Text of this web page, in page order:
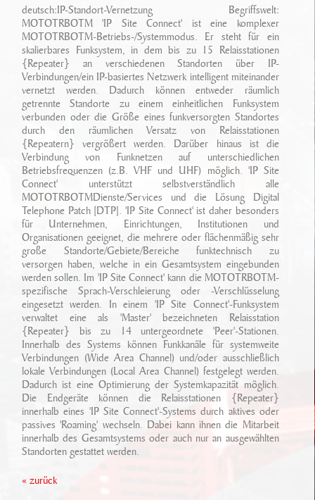
Ansprechpartner
Stellenangebote
Referenzen
Geschichte
Standort/ Anfahrt
Sonderfahrzeugbau
Leistungen
Eigenentwicklungen
Zubehör
Technikarchiv
Wichtige Links
deutsch:IP-Standort-Vernetzung Begriffswelt:
MOTOTRBOTM 'IP Site Connect' ist eine komplexer
MOTOTRBOTM-Betriebs-/Systemmodus. Er steht für ein
skalierbares Funksystem, in dem bis zu 15 Relaisstationen
{Repeater} an verschiedenen Standorten über IP-
Verbindungen/ein IP-basiertes Netzwerk intelligent miteinander
vernetzt werden. Dadurch können entweder räumlich
getrennte Standorte zu einem einheitlichen Funksystem
verbunden oder die Größe eines funkversorgten Standortes
durch den räumlichen Versatz von Relaisstationen
{Repeatern} vergrößert werden. Darüber hinaus ist die
Verbindung von Funknetzen auf unterschiedlichen
Betriebsfrequenzen (z.B. VHF und UHF) möglich. 'IP Site
Connect' unterstützt selbstverständlich alle
MOTOTRBOTMDienste/Services und die Lösung Digital
Telephone Patch [DTP]. 'IP Site Connect' ist daher besonders
für Unternehmen, Einrichtungen, Institutionen und
Organisationen geeignet, die mehrere oder flächenmäßig sehr
große Standorte/Gebiete/Bereiche funktechnisch zu
versorgen haben, welche in ein Gesamtsystem eingebunden
werden sollen. Im 'IP Site Connect' kann die MOTOTRBOTM-
spezifische Sprach-Verschleierung oder -Verschlüsselung
eingesetzt werden. In einem 'IP Site Connect'-Funksystem
verwaltet eine als 'Master' bezeichneten Relaisstation
{Repeater} bis zu 14 untergeordnete 'Peer'-Stationen.
Innerhalb des Systems können Funkkanäle für systemweite
Verbindungen (Wide Area Channel) und/oder ausschließlich
lokale Verbindungen (Local Area Channel) festgelegt werden.
Dadurch ist eine Optimierung der Systemkapazität möglich.
Die Endgeräte können die Relaisstationen {Repeater}
innerhalb eines 'IP Site Connect'-Systems durch aktives oder
passives 'Roaming' wechseln. Dabei kann ihnen die Mitarbeit
innerhalb des Gesamtsystems oder auch nur an ausgewählten
Standorten gestattet werden.
« zurück